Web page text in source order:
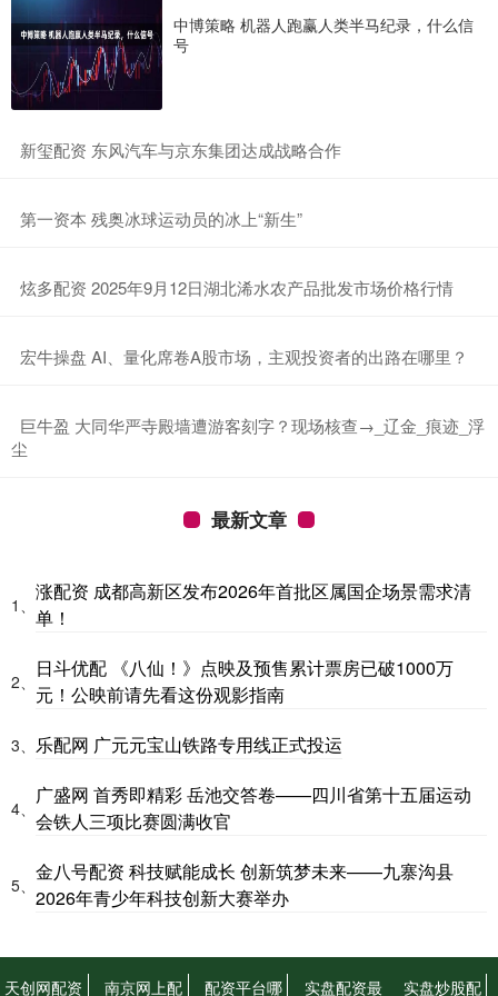
中博策略 机器人跑赢人类半马纪录，什么信
号
​新玺配资 东风汽车与京东集团达成战略合作
​第一资本 残奥冰球运动员的冰上“新生”
​炫多配资 2025年9月12日湖北浠水农产品批发市场价格行情
​宏牛操盘 AI、量化席卷A股市场，主观投资者的出路在哪里？
​巨牛盈 大同华严寺殿墙遭游客刻字？现场核查→_辽金_痕迹_浮
尘
最新文章
1、
涨配资 成都高新区发布2026年首批区属国企场景需求清
单！
2、
日斗优配 《八仙！》点映及预售累计票房已破1000万
元！公映前请先看这份观影指南
3、 乐配网 广元元宝山铁路专用线正式投运
4、
广盛网 首秀即精彩 岳池交答卷——四川省第十五届运动
会铁人三项比赛圆满收官
5、
金八号配资 科技赋能成长 创新筑梦未来——九寨沟县
2026年青少年科技创新大赛举办
天创网配资 南京网上配 配资平台哪 实盘配资最 实盘炒股配